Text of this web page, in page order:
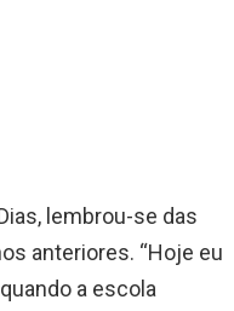
lembrou-se das
anteriores. “Hoje eu
a escola